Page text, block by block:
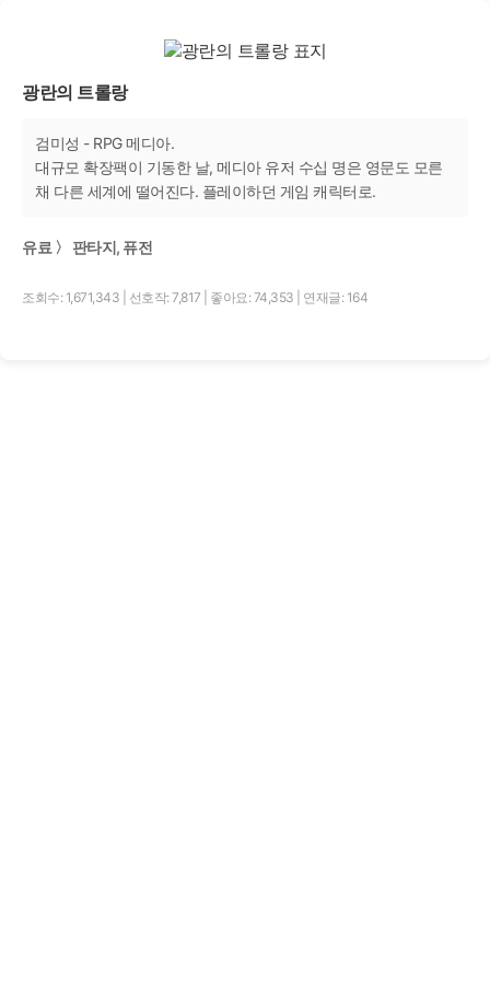
광란의 트롤랑
검미성 - RPG 메디아.
대규모 확장팩이 기동한 날, 메디아 유저 수십 명은 영문도 모른
채 다른 세계에 떨어진다. 플레이하던 게임 캐릭터로.
유료 〉 판타지, 퓨전
조회수: 1,671,343 선호작: 7,817 좋아요: 74,353 연재글: 164